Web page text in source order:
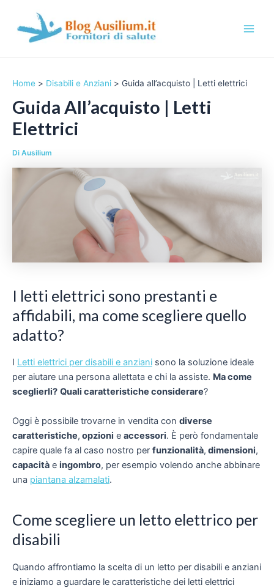
contenuto
i
u
Home Disabili e Anziani Guida all’acquisto | Letti elettrici
Guida All’acquisto | Letti
Elettrici
Di Ausilium
I letti elettrici sono prestanti e
affidabili, ma come scegliere quello
adatto?
I Letti elettrici per disabili e anziani sono la soluzione ideale
per aiutare una persona allettata e chi la assiste. Ma come
sceglierli? Quali caratteristiche considerare?
Oggi è possibile trovarne in vendita con diverse
caratteristiche, opzioni e accessori. È però fondamentale
capire quale fa al caso nostro per funzionalità, dimensioni,
capacità e ingombro, per esempio volendo anche abbinare
una piantana alzamalati.
Come scegliere un letto elettrico per
disabili
Quando affrontiamo la scelta di un letto per disabili e anziani
e iniziamo a guardare le caratteristiche dei letti elettrici